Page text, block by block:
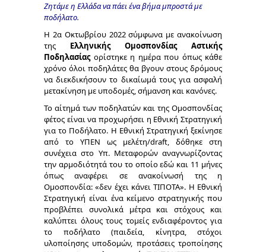
Ζητάμε η Ελλάδα να πάει ένα βήμα μπροστά με
ποδήλατο.
Η 2α Οκτωβρίου 2022 σύμφωνα με ανακοίνωση
της Ελληνικής Ομοσπονδίας Αστικής
Ποδηλασίαςορίστηκε η ημέρα που όπως κάθε
χρόνο όλοι ποδηλάτες θα βγουν στους δρόμους
να διεκδικήσουν το δικαίωμά τους για ασφαλή
μετακίνηση με υποδομές, σήμανση και κανόνες.
Το αίτημά των ποδηλατών και της Ομοσπονδίας
φέτος είναι να προχωρήσει η Εθνική Στρατηγική
για το Ποδήλατο. Η Εθνική Στρατηγική ξεκίνησε
από το ΥΠΕΝ ως μελέτη/draft, δόθηκε στη
συνέχεια στο Υπ. Μεταφορών αναγνωρίζοντας
την αρμοδιότητά του το οποίο εδώ και 11 μήνες
όπως αναφέρει σε ανακοίνωσή της η
Ομοσπονδία: «δεν έχει κάνει ΤΙΠΟΤΑ». Η Εθνική
Στρατηγική είναι ένα κείμενο στρατηγικής που
προβλέπει συνολικά μέτρα και στόχους και
καλύπτει όλους τους τομείς ενδιαφέροντος για
το ποδήλατο (παιδεία, κίνητρα, στόχοι
υλοποίησης υποδομών, προτάσεις τροποίησης